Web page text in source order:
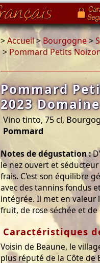
>Accueil>Bourgogne>
> Pommard Petits
Pommard
2023
Vino tinto, 75 cl,
Pommard
Notes de dégustation :
le nez ouvert et
frais. C'est son équilibre
avec des tannins fondus
intégrée. Il met en valeur
fruit, de rose séchée et de
Caractéristiques
Voisin de Beaune, le
plus réputé de la Côte de